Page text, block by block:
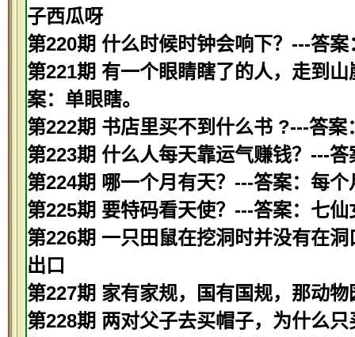
子西瓜呀
第220期 什么时候时钟会响下？---答案
第221期 有一个眼睛瞎了的人，走到
案：单眼瞎。
第222期 书店里买不到什么书 ?---答案
第223期 什么人每天靠运气赚钱？---
第224期 哪一个月有天？---答案：每个
第225期 要特码看天使？---答案：七仙
第226期 一只田鼠在挖洞时并没有在
出口
第227期 家有家规，国有国规，那动
第228期 两对父子去买帽子，为什么